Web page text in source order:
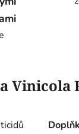
Vinicola